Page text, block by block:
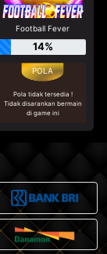
Football Fever
14%
Pola tidak tersedia !
Tidak disarankan bermain
di game ini